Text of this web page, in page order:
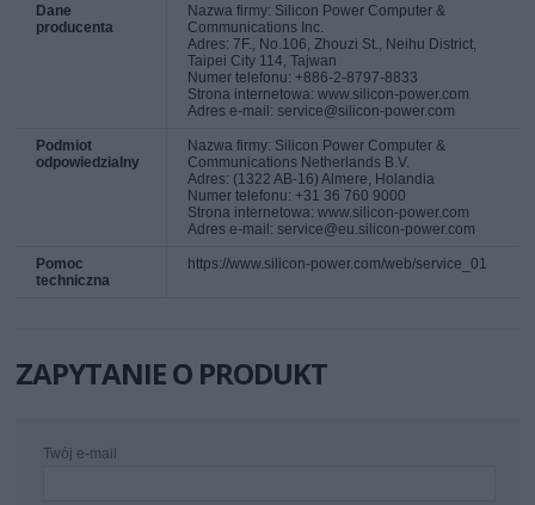
Dane
producenta
Nazwa firmy: Silicon Power Computer &
Communications Inc.
Adres: 7F., No.106, Zhouzi St., Neihu District,
Taipei City 114, Tajwan
Numer telefonu: +886-2-8797-8833
Strona internetowa: www.silicon-power.com
Adres e-mail: service@silicon-power.com
Podmiot
odpowiedzialny
Nazwa firmy: Silicon Power Computer &
Communications Netherlands B.V.
Adres: (1322 AB-16) Almere, Holandia
Numer telefonu: +31 36 760 9000
Strona internetowa: www.silicon-power.com
Adres e-mail: service@eu.silicon-power.com
Pomoc
techniczna
https://www.silicon-power.com/web/service_01
ZAPYTANIE O PRODUKT
Twój e-mail